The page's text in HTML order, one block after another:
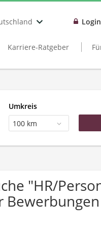
Login
Karriere-Ratgeber
Umkreis
100 km
"HR/